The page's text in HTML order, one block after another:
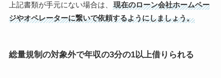
上記書類が手元にない場合は、
現在のローン会社ホームペー
ジやオペレーターに繋いで依頼するようにしましょう。
総量規制の対象外で年収の3分の1以上借りられる